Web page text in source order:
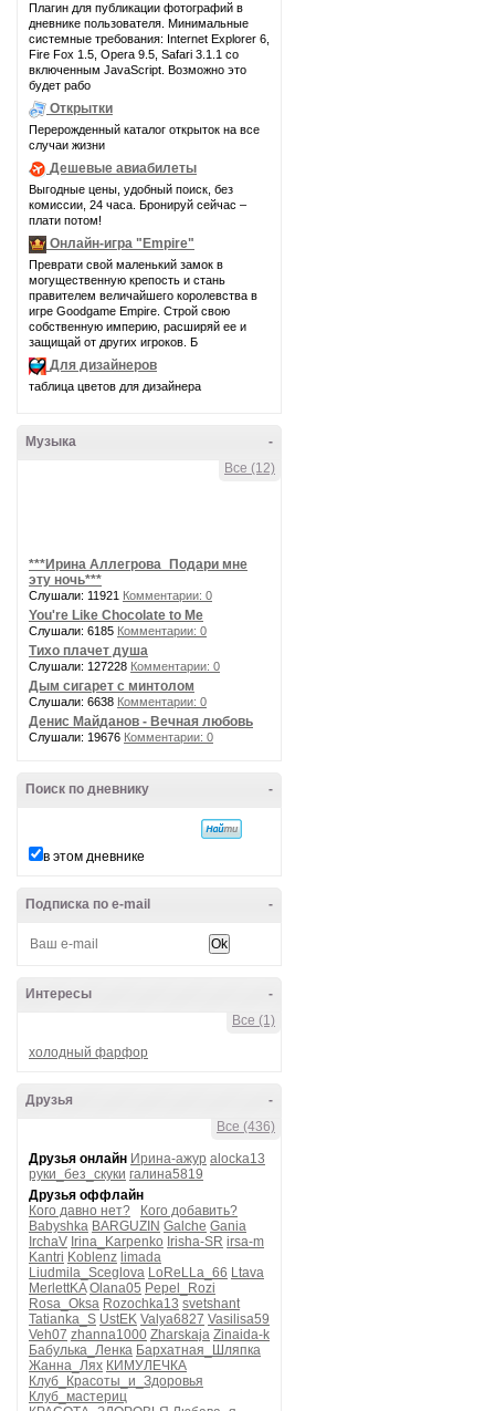
Плагин для публикации фотографий в
дневнике пользователя. Минимальные
системные требования: Internet Explorer 6,
Fire Fox 1.5, Opera 9.5, Safari 3.1.1 со
включенным JavaScript. Возможно это
будет рабо
Открытки
Перерожденный каталог открыток на все
случаи жизни
Дешевые авиабилеты
Выгодные цены, удобный поиск, без
комиссии, 24 часа. Бронируй сейчас –
плати потом!
Онлайн-игра "Empire"
Преврати свой маленький замок в
могущественную крепость и стань
правителем величайшего королевства в
игре Goodgame Empire. Строй свою
собственную империю, расширяй ее и
защищай от других игроков. Б
Для дизайнеров
таблица цветов для дизайнера
-
Музыка
Все (12)
***Ирина Аллегрова_Подари мне
эту ночь***
Слушали: 11921 Комментарии: 0
You're Like Chocolate to Me
Слушали: 6185 Комментарии: 0
Тихо плачет душа
Слушали: 127228 Комментарии: 0
Дым сигарет с минтолом
Слушали: 6638 Комментарии: 0
Денис Майданов - Вечная любовь
Слушали: 19676 Комментарии: 0
-
Поиск по дневнику
в этом дневнике
-
Подписка по e-mail
-
Интересы
Все (1)
холодный фарфор
-
Друзья
Все (436)
Друзья онлайн Ирина-ажур alocka13
руки_без_скуки галина5819
Друзья оффлайн
Кого давно нет?
Кого добавить?
Babyshka BARGUZIN Galche Gania
IrchaV Irina_Karpenko Irisha-SR irsa-m
Kantri Koblenz limada
Liudmila_Sceglova LoReLLa_66 Ltava
MerlettKA Olana05 Pepel_Rozi
Rosa_Oksa Rozochka13 svetshant
Tatianka_S UstEK Valya6827 Vasilisa59
Veh07 zhanna1000 Zharskaja Zinaida-k
Бабулька_Ленка Бархатная_Шляпка
Жанна_Лях КИМУЛЕЧКА
Клуб_Красоты_и_Здоровья
Клуб_мастериц